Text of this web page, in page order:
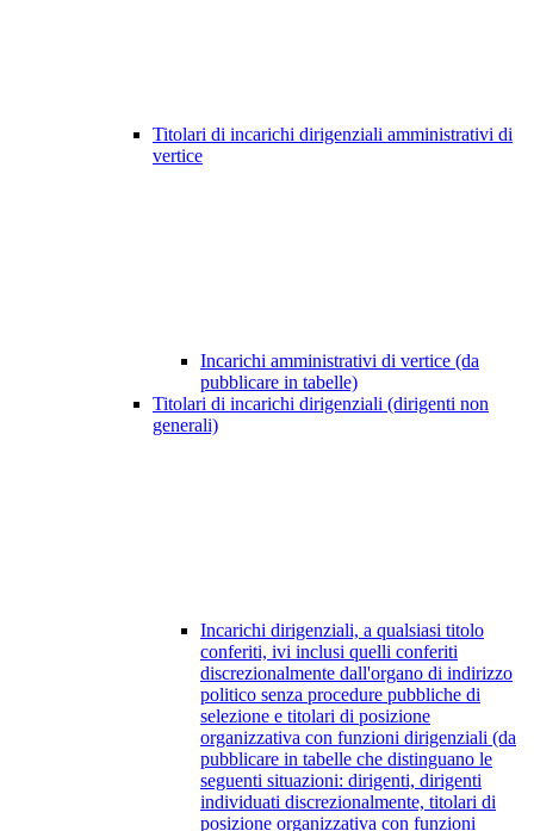
Titolari di incarichi dirigenziali amministrativi di
vertice
Incarichi amministrativi di vertice (da
pubblicare in tabelle)
Titolari di incarichi dirigenziali (dirigenti non
generali)
Incarichi dirigenziali, a qualsiasi titolo
conferiti, ivi inclusi quelli conferiti
discrezionalmente dall'organo di indirizzo
politico senza procedure pubbliche di
selezione e titolari di posizione
organizzativa con funzioni dirigenziali (da
pubblicare in tabelle che distinguano le
seguenti situazioni: dirigenti, dirigenti
individuati discrezionalmente, titolari di
posizione organizzativa con funzioni